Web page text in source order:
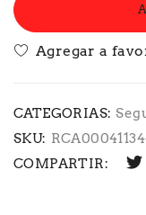
CATEGORIAS:
SKU:
COMPARTIR: